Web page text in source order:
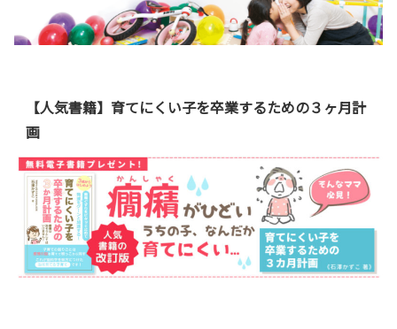
【人気書籍】育てにくい子を卒業するための３ヶ月計
画